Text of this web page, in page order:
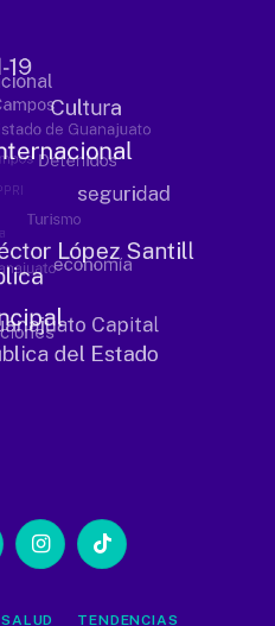
InstagramTikTok
SALUD TENDENCIAS